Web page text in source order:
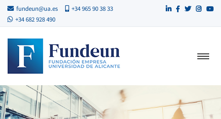
fundeun@ua.es
+34 965 90 38 33
+34 682 928 490